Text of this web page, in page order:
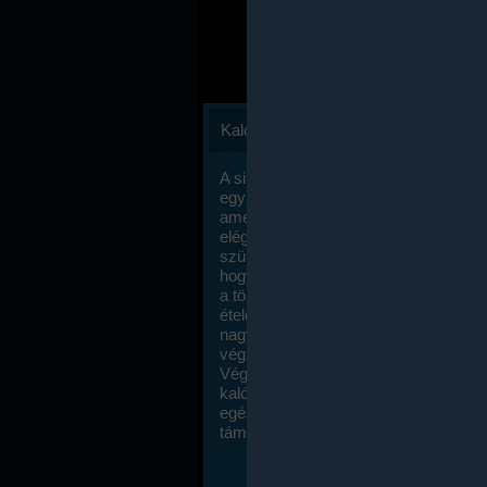
Kalóriaszámlálás
A sikeres fogyás titka valójában igen
egyszerű: égess több energiát, mint
amennyit beviszel. Természetesen
elég nagy fegyelemre és akaraterőre
szükség, de meglepődve fogod
hogy a kalóriaszámolás mennyire
a többi diétához képest. Itt nincsenek
ételek és a megengedett kalóriabevitelt
nagymértékben növelheted ha
végzel.
Végül, de nem utolsó sorban, a
kalóriaszámolás módszerét a legtöbb
egészségügyi szakorvos ajánlja és
támogatja.